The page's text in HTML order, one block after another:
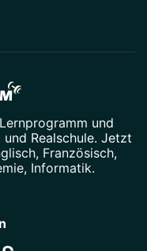
und
Realschule. Jetzt
, Französisch,
, Informatik.